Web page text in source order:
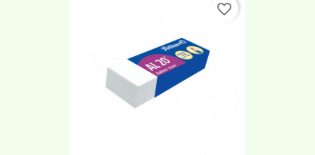
favorite_border